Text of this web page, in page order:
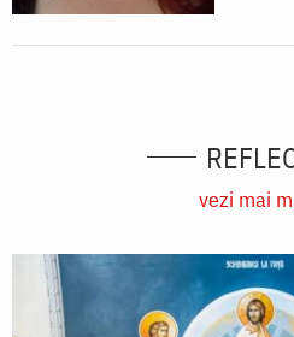
vezi mai